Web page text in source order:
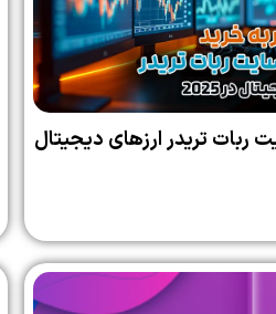
ربات تریدر ارزهای دیجیتال